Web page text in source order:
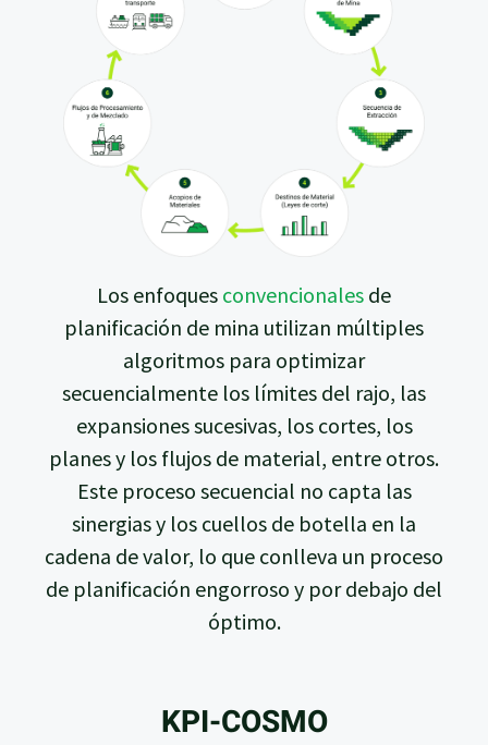
Los enfoques convencionales de
planificación de mina utilizan múltiples
algoritmos para optimizar
secuencialmente los límites del rajo, las
expansiones sucesivas, los cortes, los
planes y los flujos de material, entre otros.
Este proceso secuencial no capta las
sinergias y los cuellos de botella en la
cadena de valor, lo que conlleva un proceso
de planificación engorroso y por debajo del
óptimo.
KPI-COSMO